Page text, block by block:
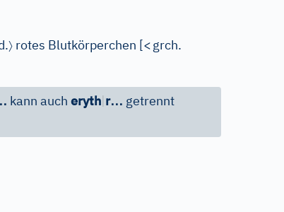
〉 rotes Blutkörperchen [<grch.
kann auch eryth|r… getrennt